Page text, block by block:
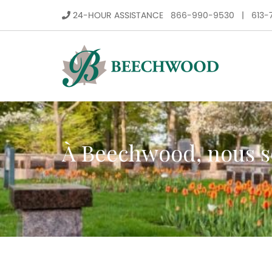
24-HOUR ASSISTANCE 866-990-9530 |
À Beechwood, nous